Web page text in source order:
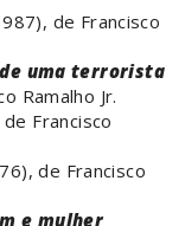
de Francisco
uma terrorista
Ramalho Jr.
Francisco
de Francisco
e mulher